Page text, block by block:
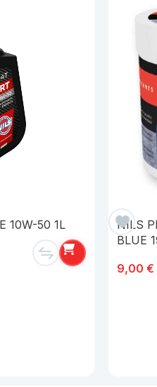
10W-50 1L
NILS
BLUE
9,00 €